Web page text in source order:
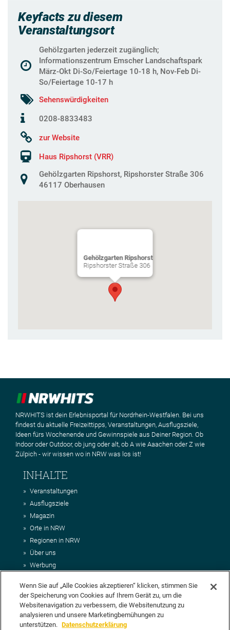
Keyfacts zu diesem
Veranstaltungsort
Gehölzgarten jederzeit zugänglich;
Informationszentrum Emscher Landschaftspark
März-Okt Di-So/Feiertage 10-18 h, Nov-Feb Di-
So/Feiertage 10-17 h
Sehenswürdigkeiten
0208-8833483
zur Website
Haus Ripshorst (VRR)
Gehölzgarten Ripshorst, Ripshorster Straße 306
46117 Oberhausen
Gehölzgarten Ripshorst
Ripshorster Straße 306
NRWHITS ist dein Erlebnisportal für Nordrhein-Westfalen. Bei uns
findest du aktuelle Freizeittipps, Veranstaltungen, Ausflugsziele,
Ideen fürs Wochenende und Gewinnspiele aus Deiner Region. Ob
Indoor oder Outdoor, ob jung oder alt, ob A wie Aaachen oder Z wie
Zülpich - wir wissen wo in NRW was los ist!
INHALTE
Veranstaltungen
Ausflugsziele
Magazin
Orte in NRW
Regionen in NRW
Über uns
Werbung
Impressum
AGB
Datenschutz
Wenn Sie auf „Alle Cookies akzeptieren“ klicken, stimmen Sie
der Speicherung von Cookies auf Ihrem Gerät zu, um die
Websitenavigation zu verbessern, die Websitenutzung zu
analysieren und unsere Marketingbemühungen zu
unterstützen. Datenschutzerklärung